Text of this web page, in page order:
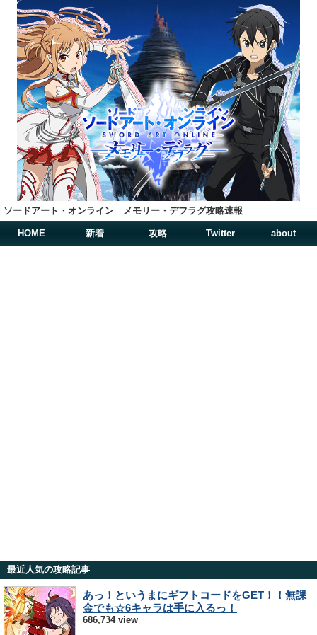
ソードアート・オンライン メモリー・デフラグ攻略速報
HOME 新着 攻略 Twitter about
最近人気の攻略記事
あっ！というまにギフトコードをGET！！無課
金でも☆6キャラは手に入るっ！
686,734 view